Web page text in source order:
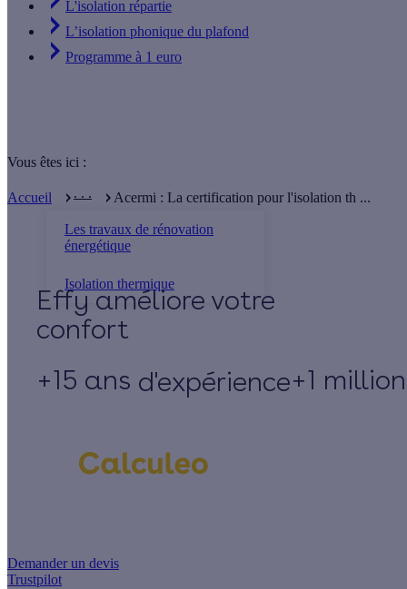
L'isolation répartie
L’isolation phonique du plafond
Programme à 1 euro
Vous êtes ici :
Accueil . . .
Les travaux de rénovation
énergétique
Isolation thermique
Acermi : La certification pour l'isolation th ...
Effy
+15 ans d'expérience+1
Demander un devis
Trustpilot